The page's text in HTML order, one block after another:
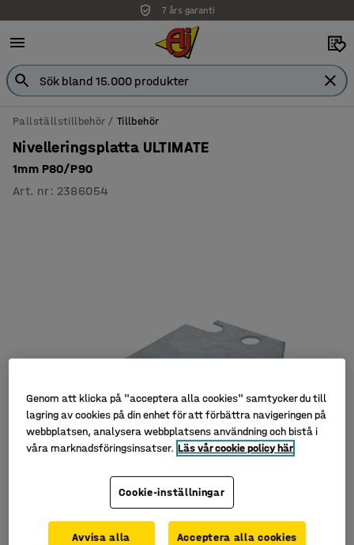
7 års garanti
Pallställstillbehör Tillbehör
Nivelleringsplatta ULTIMATE
1mm P80/P90
Art. nr: 2386054
Genom att klicka på "acceptera alla cookies" samtycker du till
lagring av cookies på din enhet för att förbättra navigeringen på
webbplatsen, analysera webbplatsens användning och bistå i
våra marknadsföringsinsatser. Läs vår cookie policy här
Cookie-inställningar
Avvisa alla Acceptera alla cookies